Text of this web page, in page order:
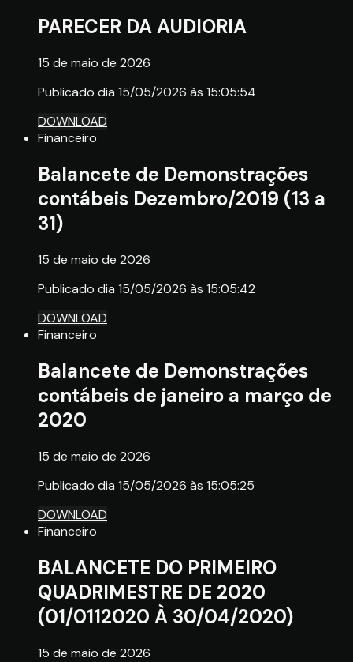
PARECER DA AUDIORIA
15 de maio de 2026
Publicado dia 15/05/2026 às 15:05:54
DOWNLOAD
Financeiro
Balancete de Demonstrações
contábeis Dezembro/2019 (13 a
31)
15 de maio de 2026
Publicado dia 15/05/2026 às 15:05:42
DOWNLOAD
Financeiro
Balancete de Demonstrações
contábeis de janeiro a março de
2020
15 de maio de 2026
Publicado dia 15/05/2026 às 15:05:25
DOWNLOAD
Financeiro
BALANCETE DO PRIMEIRO
QUADRIMESTRE DE 2020
(01/0112020 À 30/04/2020)
15 de maio de 2026